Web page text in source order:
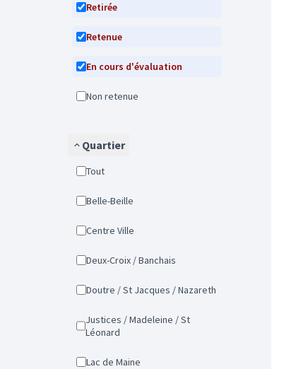
Retirée
Retenue
En cours d'évaluation
Non retenue
Quartier
Tout
Belle-Beille
Centre Ville
Deux-Croix / Banchais
Doutre / St Jacques / Nazareth
Justices / Madeleine / St
Léonard
Lac de Maine